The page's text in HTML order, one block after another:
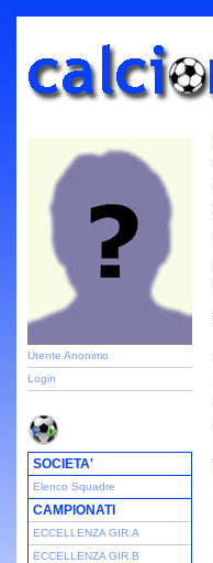
Utente Anonimo
Login
SOCIETA'
Elenco Squadre
CAMPIONATI
ECCELLENZA GIR.A
ECCELLENZA GIR.B